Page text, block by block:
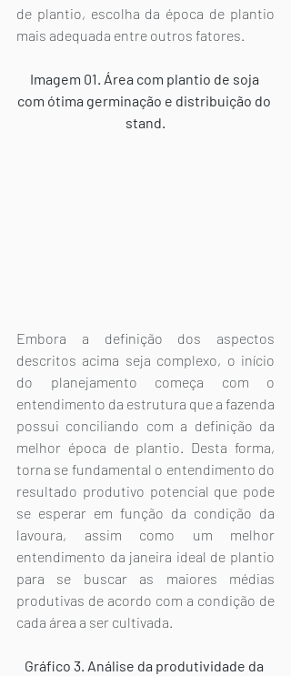
de plantio, escolha da época de plantio
mais adequada entre outros fatores.
Imagem 01. Área com plantio de soja
com ótima germinação e distribuição do
stand.
Embora a definição dos aspectos
descritos acima seja complexo, o início
do planejamento começa com o
entendimento da estrutura que a fazenda
possui conciliando com a definição da
melhor época de plantio. Desta forma,
torna se fundamental o entendimento do
resultado produtivo potencial que pode
se esperar em função da condição da
lavoura, assim como um melhor
entendimento da janeira ideal de plantio
para se buscar as maiores médias
produtivas de acordo com a condição de
cada área a ser cultivada.
Gráfico 3. Análise da produtividade da